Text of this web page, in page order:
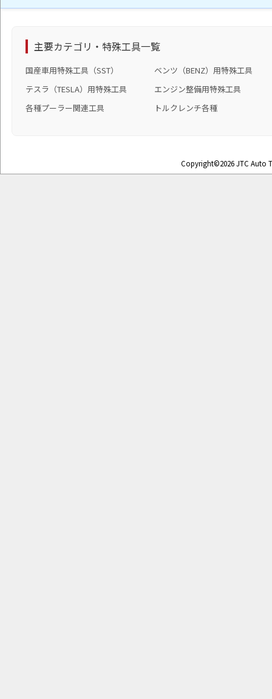
主要カテゴリ・特殊工具一覧
国産車用特殊工具（SST）
ベンツ（BENZ）用特殊工具
テスラ（TESLA）用特殊工具
エンジン整備用特殊工具
各種プーラー関連工具
トルクレンチ各種
Copyright©2026 JTC Auto